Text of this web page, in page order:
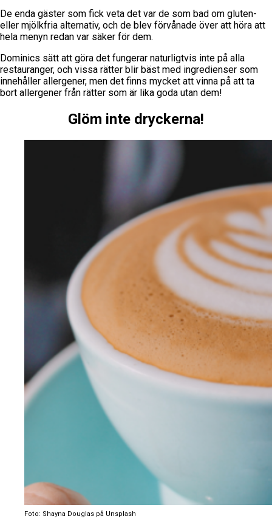
De enda gäster som fick veta det var de som bad om gluten-
eller mjölkfria alternativ, och de blev förvånade över att höra att
hela menyn redan var säker för dem.
Dominics sätt att göra det fungerar naturligtvis inte på alla
restauranger, och vissa rätter blir bäst med ingredienser som
innehåller allergener, men det finns mycket att vinna på att ta
bort allergener från rätter som är lika goda utan dem!
Glöm inte dryckerna!
Foto: Shayna Douglas på Unsplash